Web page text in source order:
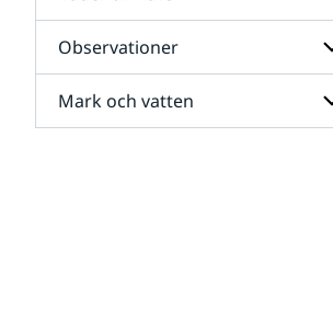
Observationer
Mark och vatten